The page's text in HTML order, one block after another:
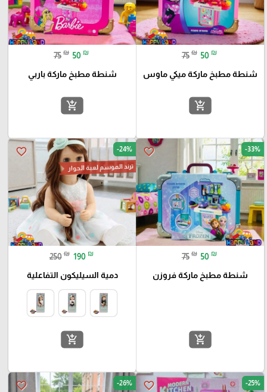
75 ₪ 50 ₪
شنطة مطبخ ماركة ميكي ماوس
add_shopping_cart
75 ₪ 50 ₪
شنطة مطبخ ماركة باربي
add_shopping_cart
favorite_border -33%
75 ₪ 50 ₪
شنطة مطبخ ماركة فروزن
add_shopping_cart
favorite_border -24%
ترند الموسم لعبة الحوار
250 ₪ 190 ₪
دمية السيليكون التفاعلية
add_shopping_cart
favorite_border -25%
favorite_border -26%